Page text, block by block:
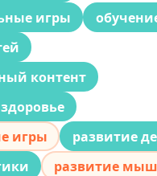
игры
контент
игры
развитие
развитие